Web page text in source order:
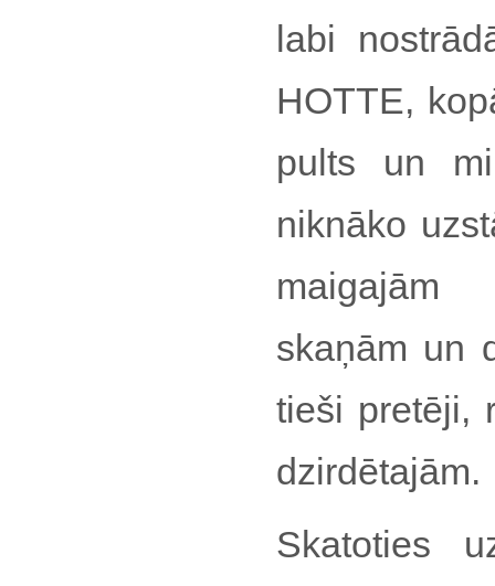
labi
HOTTE,
pults un
niknāko
maigajām
skaņām un
tieši pretēji,
dzirdētajām.
Skatoties